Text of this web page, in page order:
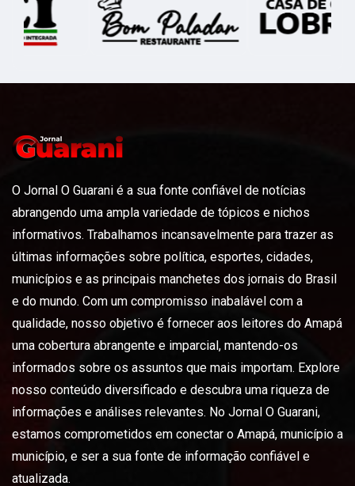
O Jornal O Guarani é a sua fonte confiável de notícias
abrangendo uma ampla variedade de tópicos e nichos
informativos. Trabalhamos incansavelmente para trazer as
últimas informações sobre política, esportes, cidades,
municípios e as principais manchetes dos jornais do Brasil
e do mundo. Com um compromisso inabalável com a
qualidade, nosso objetivo é fornecer aos leitores do Amapá
uma cobertura abrangente e imparcial, mantendo-os
informados sobre os assuntos que mais importam. Explore
nosso conteúdo diversificado e descubra uma riqueza de
informações e análises relevantes. No Jornal O Guarani,
estamos comprometidos em conectar o Amapá, município a
município, e ser a sua fonte de informação confiável e
atualizada.